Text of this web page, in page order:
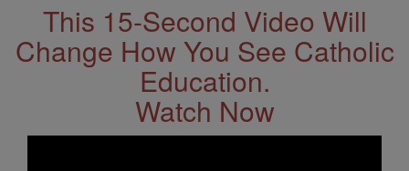
This 15-Second Video Will
Change How You See Catholic
Education.
Watch Now